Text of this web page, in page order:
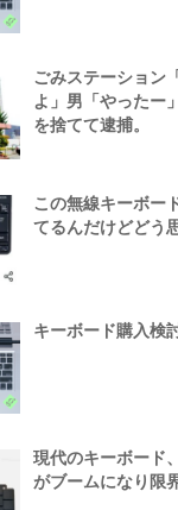
ごみステーション
よ」男「やったー
を捨てて逮捕。
この無線キーボー
てるんだけどどう
キーボード購入検
現代のキーボード
がブームになり限